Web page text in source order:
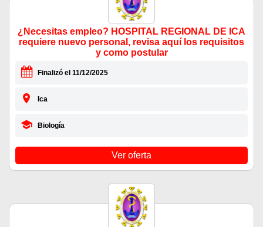
¿Necesitas empleo? HOSPITAL REGIONAL DE ICA
requiere nuevo personal, revisa aquí los requisitos
y como postular
Finalizó el 11/12/2025
Ica
Biología
Ver oferta